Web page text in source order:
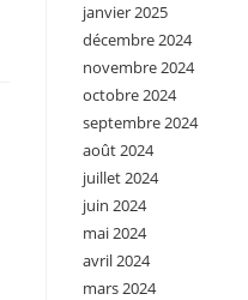
janvier 2025
décembre 2024
novembre 2024
octobre 2024
septembre 2024
août 2024
juillet 2024
juin 2024
mai 2024
avril 2024
mars 2024